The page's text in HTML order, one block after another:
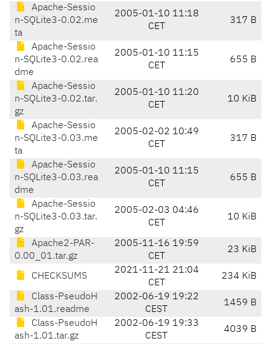
Apache-Sessio
n-SQLite3-0.02.me
ta
2005-01-10 11:18
CET
317 B
Apache-Sessio
n-SQLite3-0.02.rea
dme
2005-01-10 11:15
CET
655 B
Apache-Sessio
n-SQLite3-0.02.tar.
gz
2005-01-10 11:20
CET
10 KiB
Apache-Sessio
n-SQLite3-0.03.me
ta
2005-02-02 10:49
CET
317 B
Apache-Sessio
n-SQLite3-0.03.rea
dme
2005-01-10 11:15
CET
655 B
Apache-Sessio
n-SQLite3-0.03.tar.
gz
2005-02-03 04:46
CET
10 KiB
Apache2-PAR-
0.00_01.tar.gz
2005-11-16 19:59
CET
23 KiB
CHECKSUMS
2021-11-21 21:04
CET
234 KiB
Class-PseudoH
ash-1.01.readme
2002-06-19 19:22
CEST
1459 B
Class-PseudoH
ash-1.01.tar.gz
2002-06-19 19:33
CEST
4039 B